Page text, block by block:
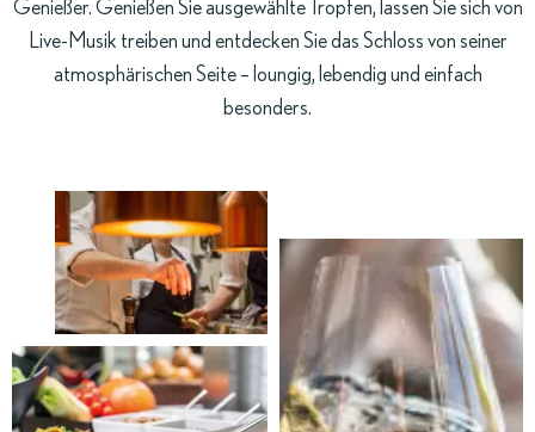
Genießer. Genießen Sie ausgewählte Tropfen, lassen Sie sich von
Live-Musik treiben und entdecken Sie das Schloss von seiner
atmosphärischen Seite – loungig, lebendig und einfach
besonders.